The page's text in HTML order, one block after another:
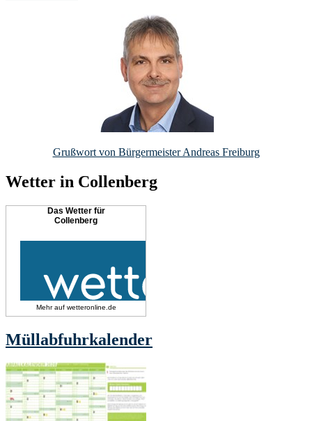
Grußwort von Bürgermeister Andreas Freiburg
Wetter in Collenberg
Das Wetter für
Collenberg
Mehr auf wetteronline.de
Müllabfuhrkalender